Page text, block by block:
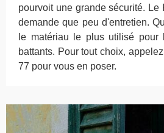
pourvoit une grande sécurité. Le
demande que peu d'entretien.
le matériau le plus utilisé pour
battants. Pour tout choix,
77 pour vous en poser.